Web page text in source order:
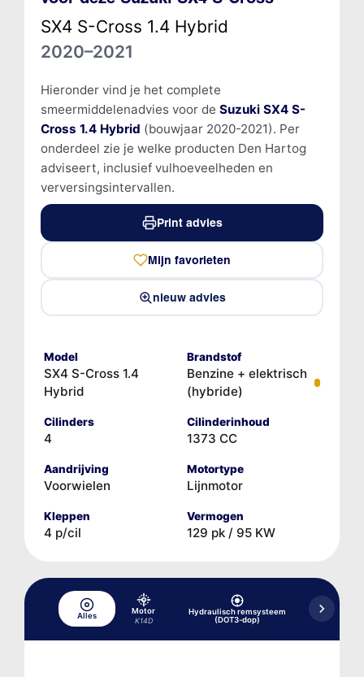
SX4 S-Cross 1.4 Hybrid
2020–2021
Hieronder vind je het complete
smeermiddelenadvies voor de Suzuki SX4 S-
Cross 1.4 Hybrid (bouwjaar 2020-2021). Per
onderdeel zie je welke producten Den Hartog
adviseert, inclusief vulhoeveelheden en
verversingsintervallen.
Print advies
Mijn favorieten
nieuw advies
Model
SX4 S-Cross 1.4
Hybrid
Brandstof
Benzine + elektrisch
(hybride)
Cilinders
4
Cilinderinhoud
1373 CC
Aandrijving
Voorwielen
Motortype
Lijnmotor
Kleppen
4 p/cil
Vermogen
129 pk / 95 KW
Alles
Motor
K14D
Hydraulisch remsysteem
(DOT3-dop)